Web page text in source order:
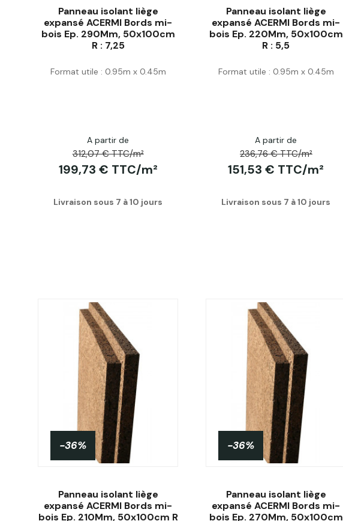
Acheter
Panneau isolant liège
expansé ACERMI Bords mi-
bois Ep. 290Mm, 50x100cm
R : 7,25
Format utile : 0.95m x 0.45m
A partir de
312,07 € TTC/m²
199,73 € TTC/m²
Livraison sous 7 à 10 jours
Acheter
Panneau isolant liège
expansé ACERMI Bords mi-
bois Ep. 220Mm, 50x100cm
R : 5,5
Format utile : 0.95m x 0.45m
A partir de
236,76 € TTC/m²
151,53 € TTC/m²
Livraison sous 7 à 10 jours
-36%
Panneau isolant liège
expansé ACERMI Bords mi-
bois Ep. 210Mm, 50x100cm R
-36%
Panneau isolant liège
expansé ACERMI Bords mi-
bois Ep. 270Mm, 50x100cm